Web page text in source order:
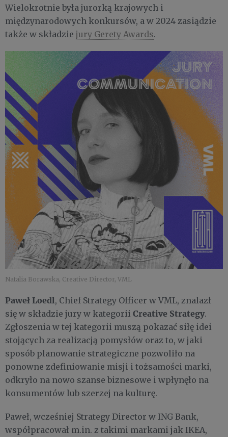
Wielokrotnie była jurorką krajowych i
międzynarodowych konkursów, a w 2024 zasiądzie
także w składzie jury Gerety Awards.
Natalia Borawska, Creative Director, VML
Paweł Loedl, Chief Strategy Officer w VML, znalazł
się w składzie jury w kategorii Creative Strategy.
Zgłoszenia w tej kategorii muszą pokazać siłę idei
stojących za realizacją pomysłów oraz to, w jaki
sposób planowanie strategiczne pozwoliło na
ponowne zdefiniowanie misji i tożsamości marki,
odkryło na nowo szanse biznesowe i wpłynęło na
konsumentów lub szerzej na kulturę.
Paweł, wcześniej Strategy Director w ING Bank,
współpracował m.in. z takimi markami jak IKEA,